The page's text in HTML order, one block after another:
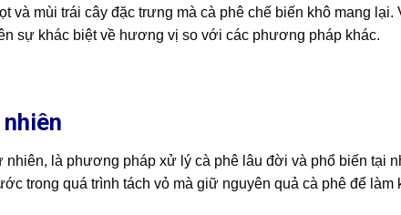
và mùi trái cây đặc trưng mà cà phê chế biến khô mang lại.
sự khác biệt về hương vị so với các phương pháp khác.
là phương pháp xử lý cà phê lâu đời và phổ biến tại
trong quá trình tách vỏ mà giữ nguyên quả cà phê để làm